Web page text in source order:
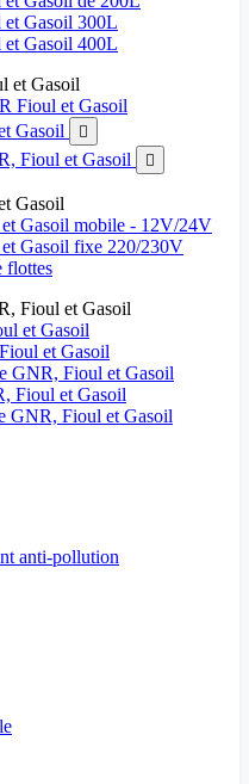
Gasoil 300L
Gasoil 400L
et Gasoil
Fioul et Gasoil
Gasoil

Fioul et Gasoil 
Gasoil
Gasoil mobile - 12V/24V
Gasoil fixe 220/230V
flottes
Fioul et Gasoil
et Gasoil
et Gasoil
GNR, Fioul et Gasoil
Fioul et Gasoil
GNR, Fioul et Gasoil
anti-pollution